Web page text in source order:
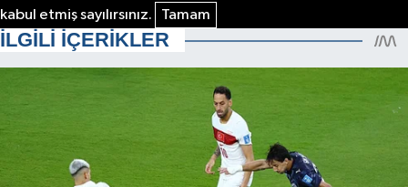
kabul etmiş sayılırsınız.
Tamam